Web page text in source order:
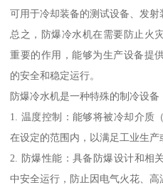
可用于冷却装备的测试设备、发射
总之，防爆冷水机在需要防止火
重要的作用，能够为生产设备提
的安全和稳定运行。
防爆冷水机是一种特殊的制冷设备
1. 温度控制：能够将被冷却介质
在设定的范围内，以满足工业生产
2. 防爆性能：具备防爆设计和相
中安全运行，防止因电气火花、高